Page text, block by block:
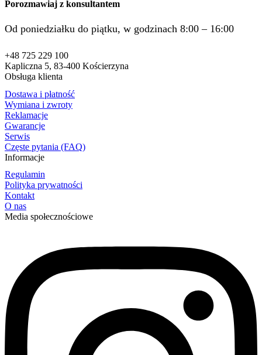
Porozmawiaj z konsultantem
Od poniedziałku do piątku, w godzinach 8:00 – 16:00
+48 725 229 100
Kapliczna 5, 83-400 Kościerzyna
Obsługa klienta
Dostawa i płatność
Wymiana i zwroty
Reklamacje
Gwarancje
Serwis
Częste pytania (FAQ)
Informacje
Regulamin
Polityka prywatności
Kontakt
O nas
Media społecznościowe